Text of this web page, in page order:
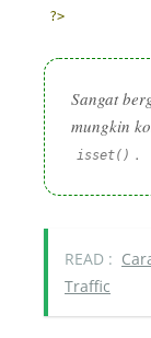
?>
Sangat
mungkin
isset() .
READ :
Traffic